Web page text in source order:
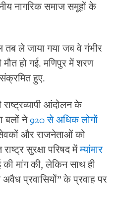
नागरिक समाज समूहों के
तब ले जाया गया जब वे गंभीर
मौत हो गई. मणिपुर में शरण
हुए.
राष्ट्रव्यापी आंदोलन के
बलों ने920 से अधिक लोगों
और राजनेताओं को
सुरक्षा परिषद मेंम्यांमार
मांग की, लेकिन साथ ही
अवैध प्रवासियों” के प्रवाह पर